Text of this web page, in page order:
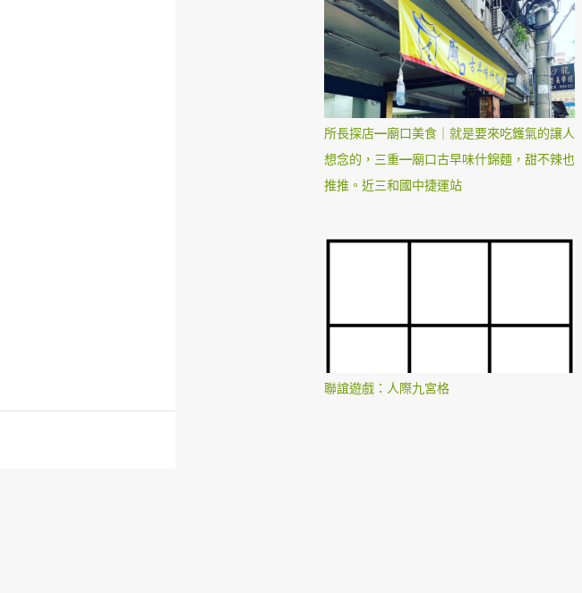
所長探店—廟口美食｜就是要來吃鑊氣的讓人
想念的，三重—廟口古早味什錦麵，甜不辣也
推推。近三和國中捷運站
聯誼遊戲：人際九宮格